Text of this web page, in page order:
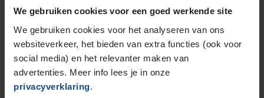
We gebruiken cookies voor een goed werkende site
We gebruiken cookies voor het analyseren van ons
websiteverkeer, het bieden van extra functies (ook voor
social media) en het relevanter maken van
advertenties. Meer info lees je in onze
privacyverklaring.
215/65R16 102H EXTRALOAD
17-inch banden
205/55R17 91H
215/65R17 99H
225/50R17 98H EXTRALOAD
225/50R17 98H EXTRALOAD RUNFLAT